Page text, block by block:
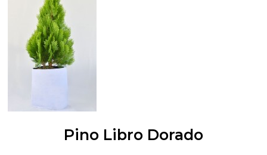
Pino Libro Dorado